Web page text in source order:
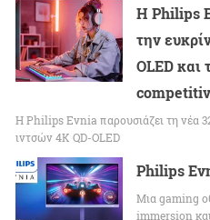
Η Philips
την
OLED και
Η Philips Evnia παρουσιάζει τη νέα
ιντσών 4K QD-OLED
Philips
Μια gaming
immersion